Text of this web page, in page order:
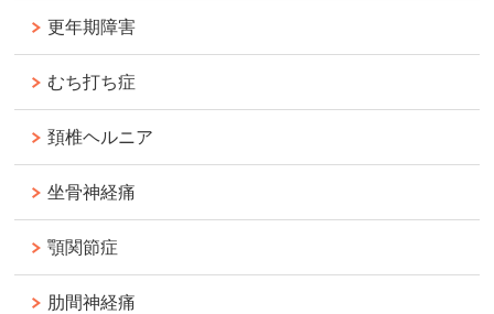
更年期障害
むち打ち症
頚椎ヘルニア
坐骨神経痛
顎関節症
肋間神経痛